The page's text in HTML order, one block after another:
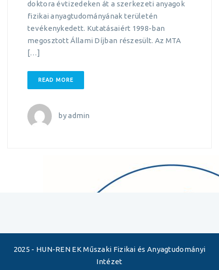
doktora évtizedeken át a szerkezeti anyagok
fizikai anyagtudományának területén
tevékenykedett. Kutatásaiért 1998-ban
megosztott Állami Díjban részesült. Az MTA
[…]
READ MORE
byadmin
2025 - HUN-REN EK Műszaki Fizikai és Anyagtudományi
Intézet